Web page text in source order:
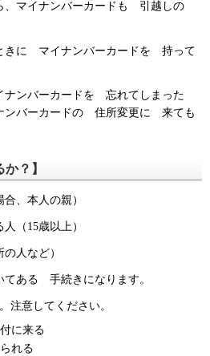
マイナンバーカードも 引越しの
に マイナンバーカードを 持って
ンバーカードを 忘れてしまった
ンバーカードの 住所変更に 来ても
？】
、本人の親）
（15歳以上）
人など）
ある 手続きになります。
注意してください。
に来る
れる